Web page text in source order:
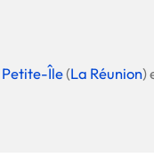
Petite-Île(La Réunion)